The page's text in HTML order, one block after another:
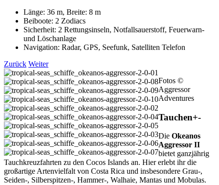
Länge: 36 m, Breite: 8 m
Beiboote: 2 Zodiacs
Sicherheit: 2 Rettungsinseln, Notfallsauerstoff, Feuerwarn-
und Löschanlage
Navigation: Radar, GPS, Seefunk, Satelliten Telefon
Zurück Weiter
Fotos ©
Aggressor
Adventures
Tauchen+-
Die Okeanos
Aggressor II
bietet ganzjährig
Tauchkreuzfahrten zu den Cocos Islands an. Hier erlebt ihr die
großartige Artenvielfalt von Costa Rica und insbesondere Grau-,
Seiden-, Silberspitzen-, Hammer-, Walhaie, Mantas und Mobulas.